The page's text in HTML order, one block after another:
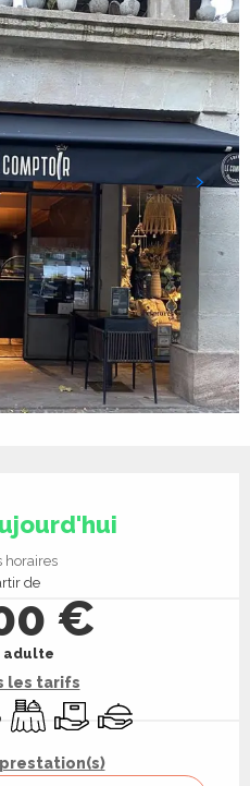
horaires
de
€
adulte
les tarifs
acceptés
BanquetLivraisonTraiteur
prestation(s)